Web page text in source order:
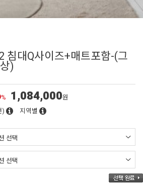
대Q사이즈+매트포함-(그
)
% 1,084,000원
) 지역별